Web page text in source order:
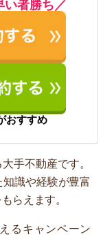
い者勝ち／
おすすめ
手不動産です。
識や経験が豊富
らえます。
るキャンペーン